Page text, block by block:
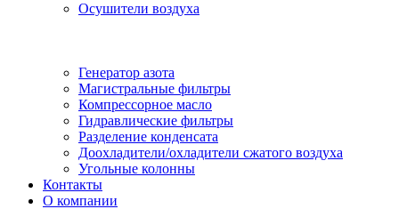
Осушители воздуха
Генератор азота
Магистральные фильтры
Компрессорное масло
Гидравлические фильтры
Разделение конденсата
Доохладители/охладители сжатого воздуха
Угольные колонны
Контакты
О компании